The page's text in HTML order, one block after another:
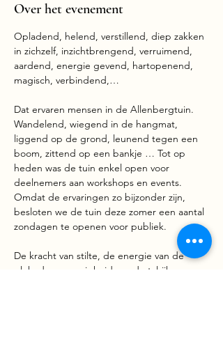
Over het evenement
Opladend, helend, verstillend, diep zakken
in zichzelf, inzichtbrengend, verruimend,
aardend, energie gevend, hartopenend,
magisch, verbindend,…
Dat ervaren mensen in de Allenbergtuin.
Wandelend, wiegend in de hangmat,
liggend op de grond, leunend tegen een
boom, zittend op een bankje … Tot op
heden was de tuin enkel open voor
deelnemers aan workshops en events.
Omdat de ervaringen zo bijzonder zijn,
besloten we de tuin deze zomer een aantal
zondagen te openen voor publiek.
De kracht van stilte, de energie van de
plek, de aanwezigheid van de talrijke